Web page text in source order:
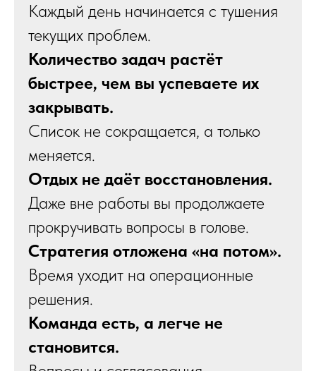
Каждый день начинается с тушения
текущих проблем.
Количество задач растёт
быстрее, чем вы успеваете их
закрывать.
Список не сокращается, а только
меняется.
Отдых не даёт восстановления.
Даже вне работы вы продолжаете
прокручивать вопросы в голове.
Стратегия отложена «на потом».
Время уходит на операционные
решения.
Команда есть, а легче не
становится.